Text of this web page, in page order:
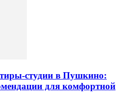
студии в Пушкино:
для комфортной